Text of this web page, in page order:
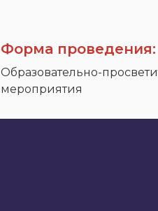
Форма проведения:
Образовательно-
мероприятия